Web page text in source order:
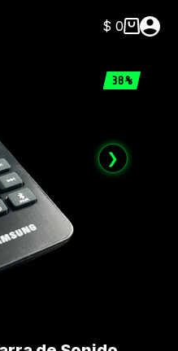
Carro
$ 0
38%
❯